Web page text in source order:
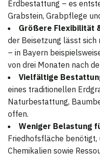
Erdbestattung – es
Grabstein, Grabpflege
Größere Flexibilität
der Beisetzung lässt
– in Bayern
von drei Monaten nach
Vielfältige
eines traditionellen
Naturbestattung,
offen.
Weniger Belastung
Friedhofsfläche benötigt,
Chemikalien sowie